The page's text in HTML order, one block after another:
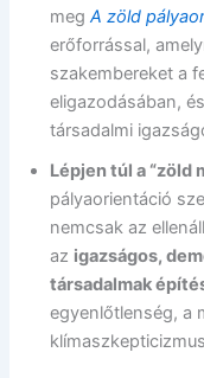
megA zöld
erőforrással,
szakembereket a
eligazodásában,
társadalmi
Lépjen túl a “zöld
pályaorientáció
nemcsak az
az igazságos,
társadalmak
egyenlőtlenség, a